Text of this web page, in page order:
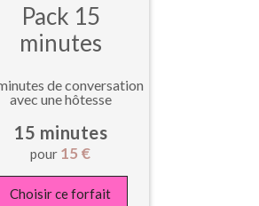
Pack 15
minutes
de conversation
avec une hôtesse
15 minutes
pour 15 €
Choisir ce forfait